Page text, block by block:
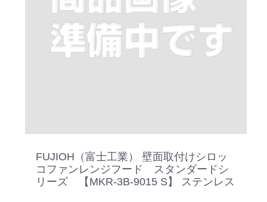
FUJIOH（富士工業） 壁面取付けシロッ
コファンレンジフード スタンダードシ
リーズ 【MKR-3B-9015 S】 ステンレス